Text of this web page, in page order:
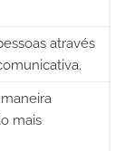
através
mais